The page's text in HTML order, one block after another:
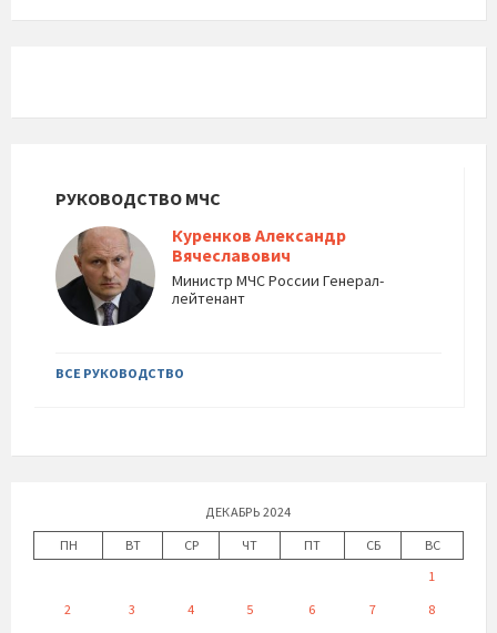
РУКОВОДСТВО МЧС
Куренков Александр
Вячеславович
Министр МЧС России Генерал-
лейтенант
ВСЕ РУКОВОДСТВО
ДЕКАБРЬ 2024
ПН
ВТ СР ЧТ ПТ СБ
ВС
1
2
3 4 5 6 7
8